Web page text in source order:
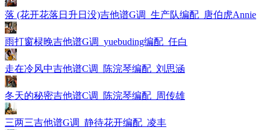
落 (花开花落日升日没)吉他谱G调_生产队编配_唐伯虎Annie
雨打窗棂晚吉他谱G调_yuebuding编配_任白
走在冷风中吉他谱C调_陈浣琴编配_刘思涵
冬天的秘密吉他谱C调_陈浣琴编配_周传雄
三两三吉他谱G调_静待花开编配_凌丰